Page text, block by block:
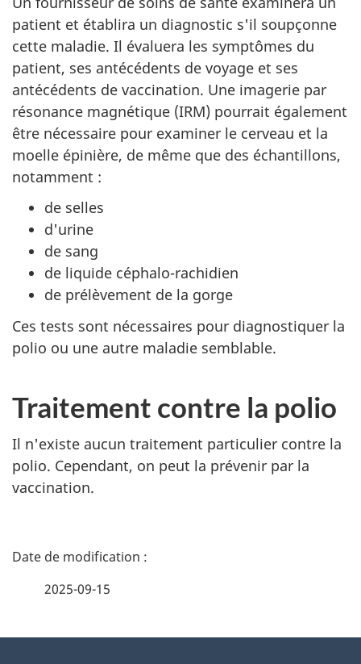
patient et établira un diagnostic s'il soupçonne
cette maladie. Il évaluera les symptômes du
patient, ses antécédents de voyage et ses
antécédents de vaccination. Une imagerie par
résonance magnétique (IRM) pourrait également
être nécessaire pour examiner le cerveau et la
moelle épinière, de même que des échantillons,
notamment :
de selles
d'urine
de sang
de liquide céphalo-rachidien
de prélèvement de la gorge
Ces tests sont nécessaires pour diagnostiquer la
polio ou une autre maladie semblable.
Traitement contre la polio
Il n'existe aucun traitement particulier contre la
polio. Cependant, on peut la prévenir par la
vaccination.
D
2025-09-15